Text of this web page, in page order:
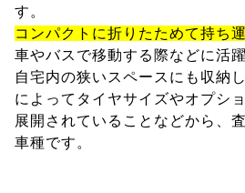
す。
コンパクトに折りたためて持ち
車やバスで移動する際などに活躍
自宅内の狭いスペースにも収納
によってタイヤサイズやオプシ
展開されていることなどから、
車種です。